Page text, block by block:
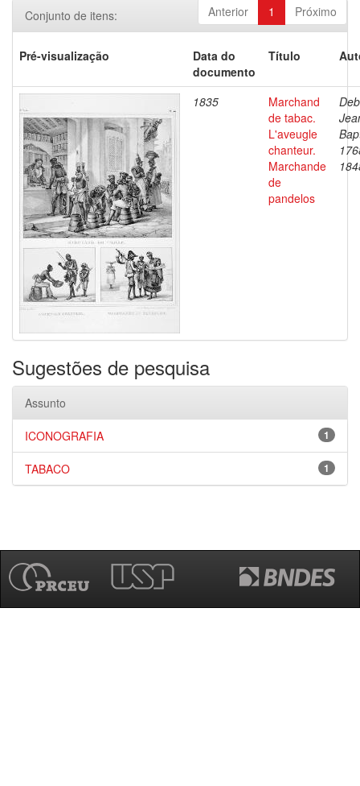
Anterior 1 Próximo
Conjunto de itens:
Pré-visualização
Data do
documento
Título
1835
Marchand
de tabac.
L'aveugle
chanteur.
Marchande
de
pandelos
Sugestões de pesquisa
Assunto
1
ICONOGRAFIA
1
TABACO